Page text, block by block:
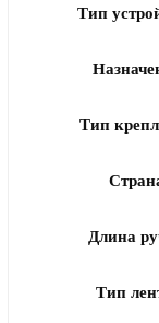
Тип
Тип
Длина
Тип